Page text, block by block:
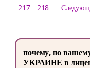
217
218
почему, по
УКРАИНЕ в